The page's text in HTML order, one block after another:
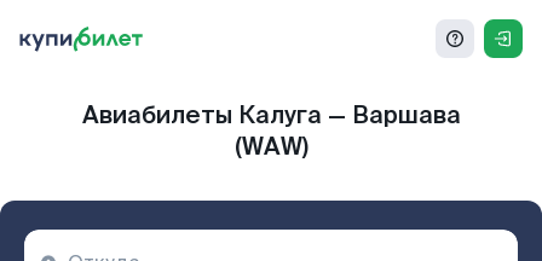
Авиабилеты Калуга — Варшава
(WAW)